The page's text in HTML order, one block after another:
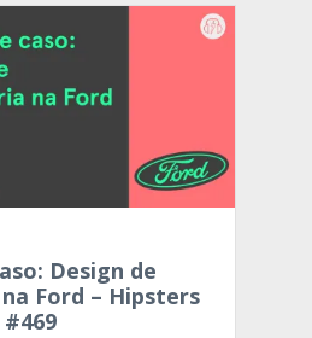
Design de
Ford – Hipsters